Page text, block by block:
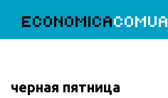
ECONOMICACOMUA
черная пятница